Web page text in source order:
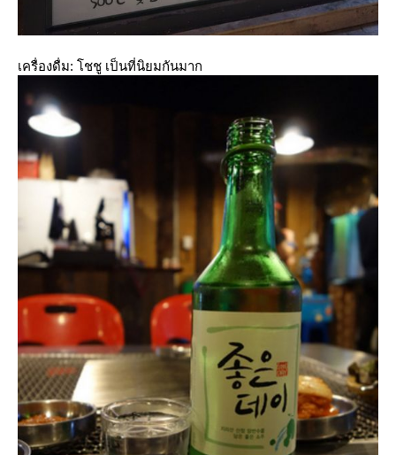
เครื่องดื่ม: โชชู เป็นที่นิยมกันมาก